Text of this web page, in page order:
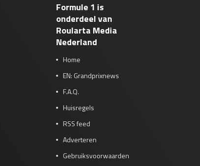
Formule 1 is
onderdeel van
Roularta Media
Nederland
Home
EN: Grandprixnews
F.A.Q.
Huisregels
RSS feed
Adverteren
Gebruiksvoorwaarden